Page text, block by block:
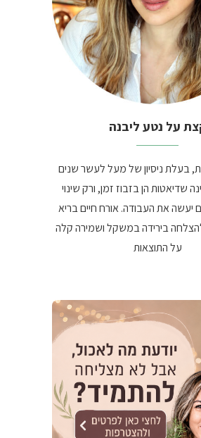
על נטע ליבנה
בעלת ניסיון של מעל לעשר שנים
שדיאטות הן בזבוז זמן, ורק שינוי
יעשה את העבודה. אורח חיים בריא
בירידה במשקל ושמירה קלה
על התוצאות